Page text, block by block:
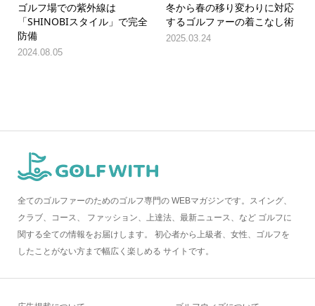
ゴルフ場での紫外線は
「SHINOBIスタイル」で完全
防備
2024.08.05
冬から春の移り変わりに対応
するゴルファーの着こなし術
2025.03.24
全てのゴルファーのためのゴルフ専門の WEBマガジンです。スイング、
クラブ、コース、 ファッション、上達法、最新ニュース、など ゴルフに
関する全ての情報をお届けします。 初心者から上級者、女性、ゴルフを
したことがない方まで幅広く楽しめる サイトです。